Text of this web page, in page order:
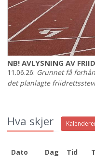
NB! AVLYSNING AV
11.06.26: Grunnet få
det planlagte
Hva skjer
Dato Dag Tid